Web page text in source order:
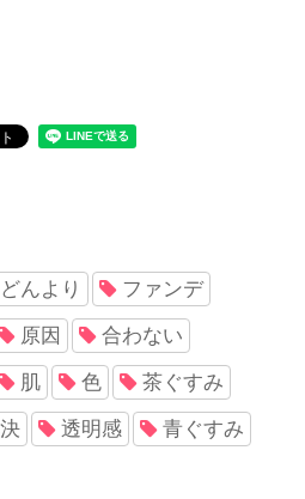
どんより ファンデ
原因 合わない
肌 色 茶ぐすみ
透明感 青ぐすみ